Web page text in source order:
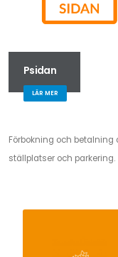
Psidan
LÄR MER
Förbokning och betalning
ställplatser och parkering.